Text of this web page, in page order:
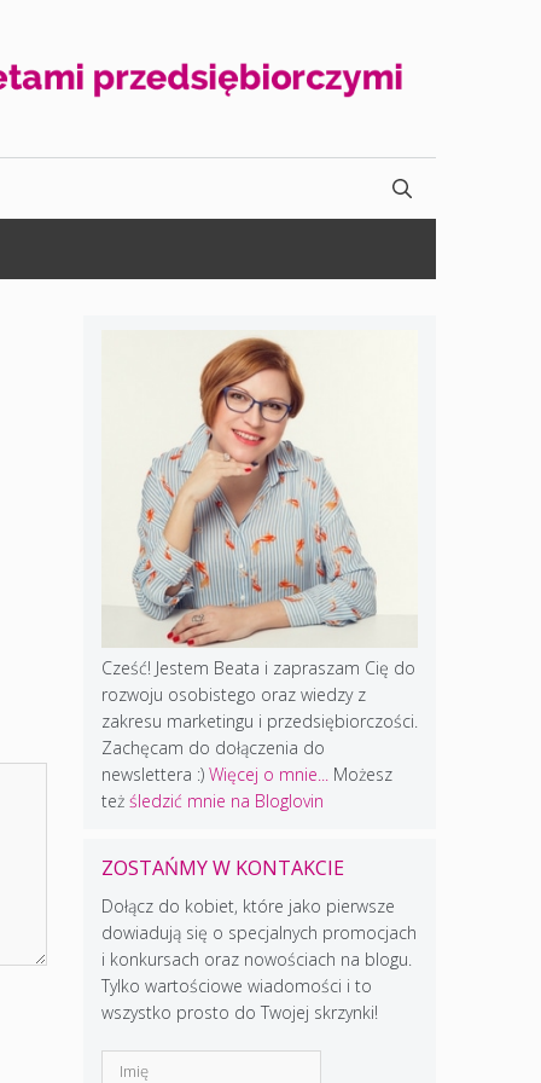
Cześć! Jestem Beata i zapraszam Cię do
rozwoju osobistego oraz wiedzy z
zakresu marketingu i przedsiębiorczości.
Zachęcam do dołączenia do
newslettera :) Więcej o mnie...
Możesz
też śledzić mnie na Bloglovin
ZOSTAŃMY W KONTAKCIE
Dołącz do kobiet, które jako pierwsze
dowiadują się o specjalnych promocjach
i konkursach oraz nowościach na blogu.
Tylko wartościowe wiadomości i to
wszystko prosto do Twojej skrzynki!